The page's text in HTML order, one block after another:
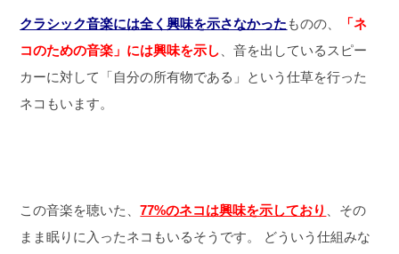
クラシック音楽には全く興味を示さなかった ものの、
「ネ
コのための音楽」には興味を示し 、音を出しているスピー
カーに対して「自分の所有物である」という仕草を行った
ネコもいます。
この音楽を聴いた、77%のネコは興味を示しており
、その
まま眠りに入ったネコもいるそうです。
どういう仕組みな